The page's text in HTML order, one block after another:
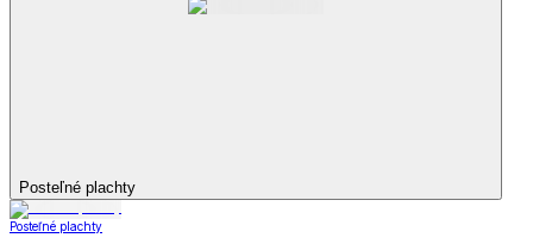
Posteľné plachty
Posteľné plachty